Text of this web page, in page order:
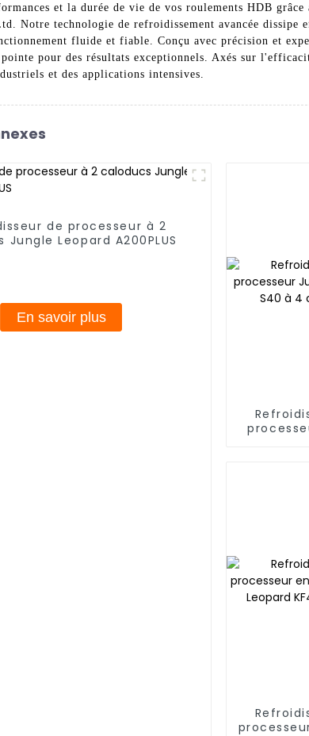
et la durée de vie de vos roulements HDB
Notre technologie de refroidissement avancée
fluide et fiable. Conçu avec précision et
pour des résultats exceptionnels. Axés sur
et des applications intensives.
de processeur à 2
Jungle Leopard A200PLUS
En savoir plus